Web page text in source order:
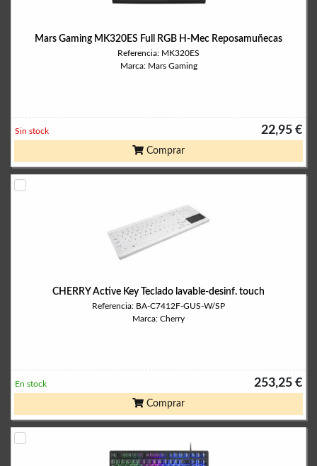
Mars Gaming MK320ES Full RGB H-Mec Reposamuñecas
Referencia: MK320ES
Marca: Mars Gaming
22,95 €
Sin stock
Comprar
CHERRY Active Key Teclado lavable-desinf. touch
Referencia: BA-C7412F-GUS-W/SP
Marca: Cherry
253,25 €
En stock
Comprar